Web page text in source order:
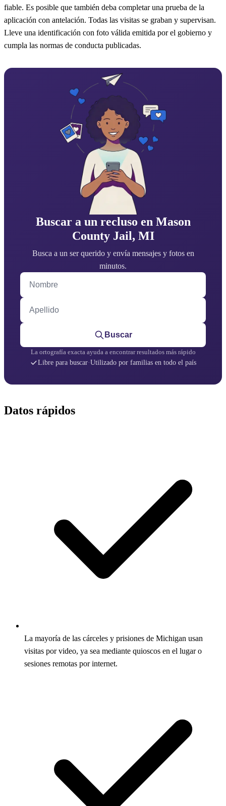
fiable. Es posible que también deba completar una prueba de la
aplicación con antelación. Todas las visitas se graban y supervisan.
Lleve una identificación con foto válida emitida por el gobierno y
cumpla las normas de conducta publicadas.
Buscar a un recluso en Mason
County Jail, MI
Busca a un ser querido y envía mensajes y fotos en
minutos.
Nombre
Apellido
Buscar
La ortografía exacta ayuda a encontrar resultados más rápido
Libre para buscar·Utilizado por familias en todo el país
Datos rápidos
La mayoría de las cárceles y prisiones de Michigan usan
visitas por video, ya sea mediante quioscos en el lugar o
sesiones remotas por internet.